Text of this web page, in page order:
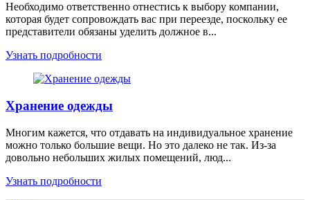
Необходимо ответственно отнестись к выбору компании,
которая будет сопровождать вас при переезде, поскольку ее
представители обязаны уделить должное в...
Узнать подробности
Хранение одежды
Многим кажется, что отдавать на индивидуальное хранение
можно только большие вещи. Но это далеко не так. Из-за
довольно небольших жилых помещений, люд...
Узнать подробности